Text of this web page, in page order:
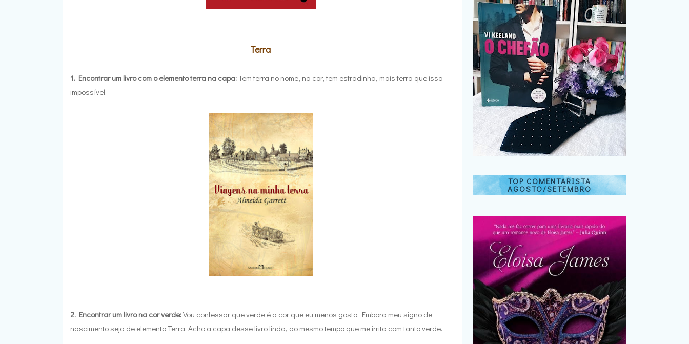
Terra
1. Encontrar um livro com o elemento terra na capa:Tem terra no nome, na cor, tem estradinha, mais terra que isso
impossível.
2. Encontrar um livro na cor verde:Vou confessar que verde é a cor que eu menos gosto. Embora meu signo de
nascimento seja de elemento Terra. Acho a capa desse livro linda, ao mesmo tempo que me irrita com tanto verde.
TOP COMENTARISTA
AGOSTO/SETEMBRO